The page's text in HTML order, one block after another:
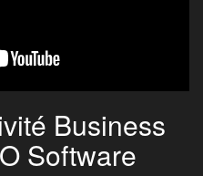
Business
Software